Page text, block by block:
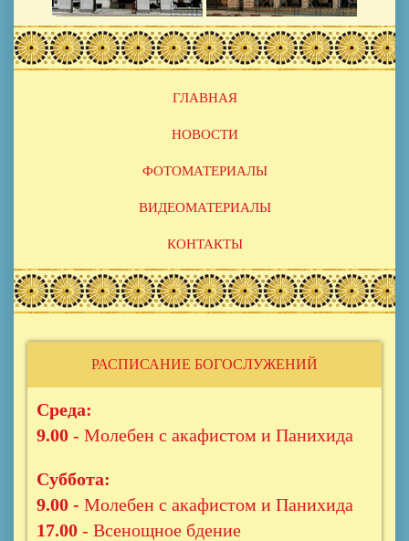
ГЛАВНАЯ
НОВОСТИ
ФОТОМАТЕРИАЛЫ
ВИДЕОМАТЕРИАЛЫ
КОНТАКТЫ
РАСПИСАНИЕ БОГОСЛУЖЕНИЙ
Среда:
9.00 - Молебен с акафистом и Панихида
Суббота:
9.00 - Молебен с акафистом и Панихида
17.00 - Всенощное бдение